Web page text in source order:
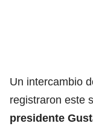
Un intercambio
registraron este
presidente